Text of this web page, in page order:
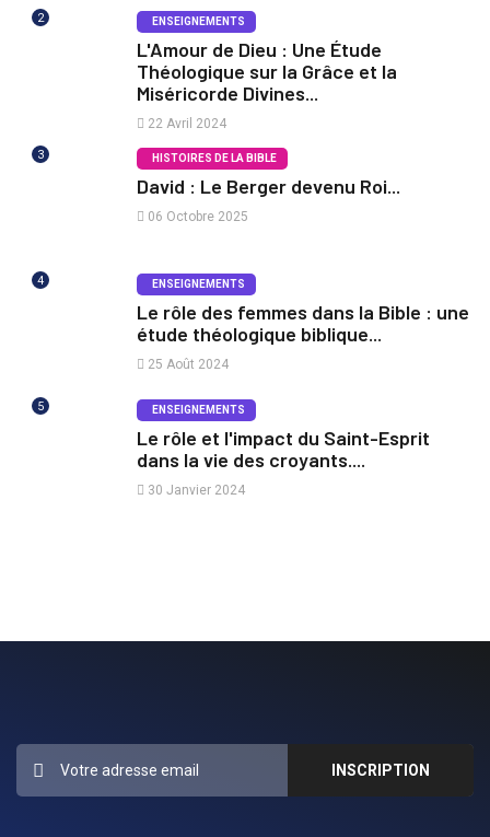
2 ENSEIGNEMENTS
L'Amour de Dieu : Une Étude
Théologique sur la Grâce et la
Miséricorde Divines...
22 Avril 2024
3 HISTOIRES DE LA BIBLE
David : Le Berger devenu Roi...
06 Octobre 2025
4 ENSEIGNEMENTS
Le rôle des femmes dans la Bible : une
étude théologique biblique...
25 Août 2024
5 ENSEIGNEMENTS
Le rôle et l'impact du Saint-Esprit
dans la vie des croyants....
30 Janvier 2024